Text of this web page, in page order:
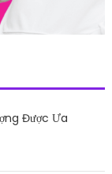
Được Ưa